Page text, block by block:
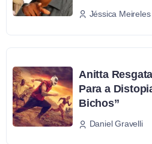
Jéssica Meireles
Anitta
Para a
Bichos”
Daniel Gravelli